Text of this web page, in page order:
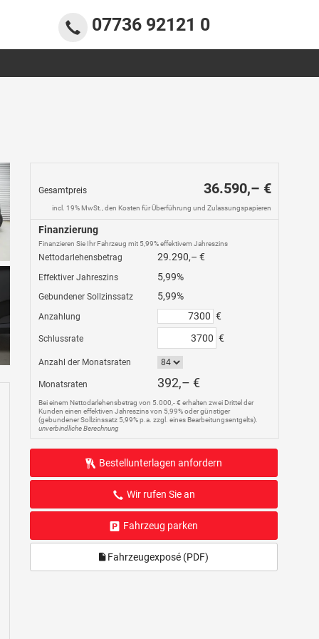
07736 92121 0
Gesamtpreis 36.590,– €
incl. 19% MwSt., den Kosten für Überführung und Zulassungspapieren
Finanzierung
Finanzieren Sie Ihr Fahrzeug mit 5,99% effektivem Jahreszins
Nettodarlehensbetrag 29.290,– €
Effektiver Jahreszins 5,99%
Gebundener Sollzinssatz 5,99%
Anzahlung €
Schlussrate €
Anzahl der Monatsraten
Monatsraten 392,– €
Bei einem Nettodarlehensbetrag von 5.000,- € erhalten zwei Drittel der
Kunden einen effektiven Jahreszins von 5,99% oder günstiger
(gebundener Sollzinssatz 5,99% p.a. zzgl. eines Bearbeitungsentgelts).
unverbindliche Berechnung
Bestellunterlagen anfordern
Wir rufen Sie an
Fahrzeug parken
Fahrzeugexposé (PDF)